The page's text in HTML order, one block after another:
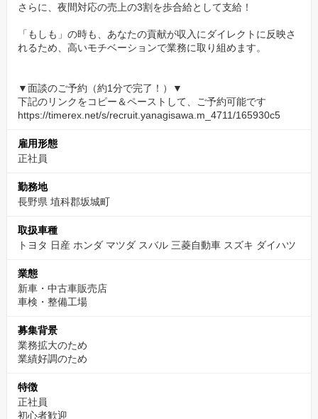
さらに、夜間対応の売上の3割を歩合給として支給！
「もしも」の時も、あなたの貢献が収入にダイレクトに反映さ
れるため、高いモチベーションで業務に取り組めます。
▼面談のご予約（約1分で完了！）▼
下記のリンクをコピー＆ペーストして、ご予約可能です
https://timerex.net/s/recruit.yanagisawa.m_4711/165930c5
雇用形態
正社員
勤務地
長野県 埴科郡坂城町
取扱車種
トヨタ 日産 ホンダ マツダ スバル 三菱自動車 スズキ ダイハツ
業態
新車・中古車販売店
車検・整備工場
募集背景
業務拡大のため
業績好調のため
特徴
正社員
初心者歓迎